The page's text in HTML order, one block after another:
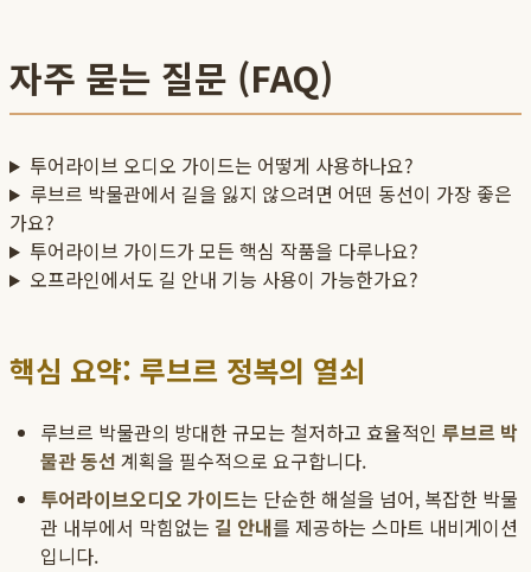
자주 묻는 질문 (FAQ)
투어라이브 오디오 가이드는 어떻게 사용하나요?
루브르 박물관에서 길을 잃지 않으려면 어떤 동선이 가장 좋은
가요?
투어라이브 가이드가 모든 핵심 작품을 다루나요?
오프라인에서도 길 안내 기능 사용이 가능한가요?
핵심 요약: 루브르 정복의 열쇠
루브르 박물관의 방대한 규모는 철저하고 효율적인 루브르 박
물관 동선 계획을 필수적으로 요구합니다.
투어라이브오디오 가이드는 단순한 해설을 넘어, 복잡한 박물
관 내부에서 막힘없는 길 안내를 제공하는 스마트 내비게이션
입니다.